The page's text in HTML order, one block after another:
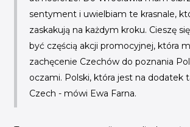
sentyment i uwielbiam te krasnale,
zaskakują na każdym kroku. Cieszę
być częścią akcji promocyjnej, która
zachęcenie Czechów do poznania
oczami. Polski, która jest na dodatek
Czech - mówi Ewa Farna.